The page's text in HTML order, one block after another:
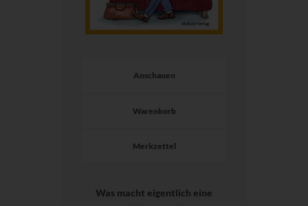
Anschauen
Warenkorb
Merkzettel
Was macht eigentlich eine